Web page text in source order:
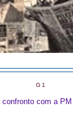
G1
com a